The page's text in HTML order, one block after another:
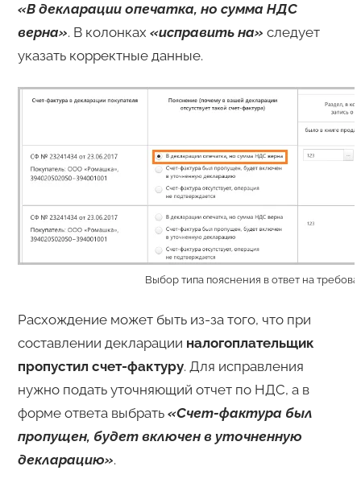
«В декларации опечатка, но сумма НДС
верна». В колонках «исправить на» следует
указать корректные данные.
Выбор типа пояснения в ответ на
Расхождение может быть из-за того, что при
составлении декларации налогоплательщик
пропустил счет-фактуру. Для исправления
нужно подать уточняющий отчет по НДС, а в
форме ответа выбрать «Счет-фактура был
пропущен, будет включен в уточненную
декларацию».